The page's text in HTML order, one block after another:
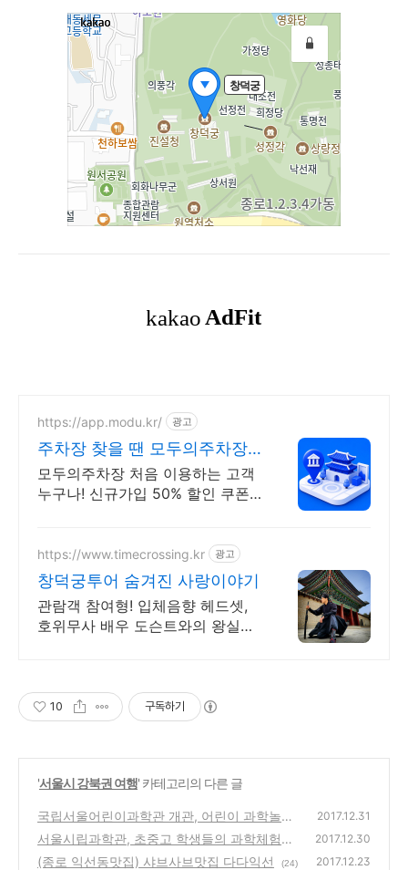
https://app.modu.kr/ 광고
주차장 찾을 땐 모두의주차장
검색부터 결제까지 한번에!
모두의주차장 처음 이용하는 고객
누구나! 신규가입 50% 할인 쿠폰
https://www.timecrossing.kr 광고
창덕궁투어 숨겨진 사랑이야기
관람객 참여형! 입체음향 헤드셋,
호위무사 배우 도슨트와의 왕실의
10 구독하기
'서울시 강북권 여행' 카테고리의 다른 글
국립서울어린이과학관 개관, 어린이 과학놀이
터 안내
(16)
2017.12.31
서울시립과학관, 초중고 학생들의 과학체험관
소개
(18)
2017.12.30
(종로 익선동맛집) 샤브사브맛집 다다익선 (24) 2017.12.23